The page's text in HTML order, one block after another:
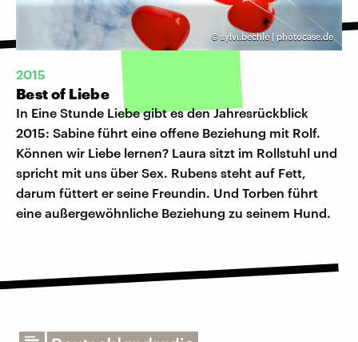
© sylvi.bechle | photocase.de
2015
Best of Liebe
In Eine Stunde Liebe gibt es den Jahresrückblick
2015: Sabine führt eine offene Beziehung mit Rolf.
Können wir Liebe lernen? Laura sitzt im Rollstuhl und
spricht mit uns über Sex. Rubens steht auf Fett,
darum füttert er seine Freundin. Und Torben führt
eine außergewöhnliche Beziehung zu seinem Hund.